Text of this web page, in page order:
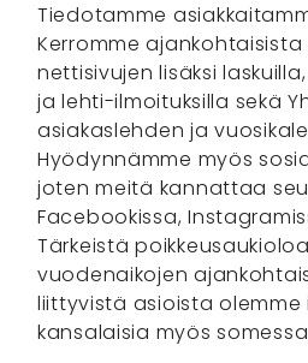
Tiedotamme
Kerromme
nettisivujen lisäksi
ja lehti-ilmoituksilla sekä
asiakaslehden ja
Hyödynnämme myös
joten meitä kannattaa
Facebookissa,
Tärkeistä
vuodenaikojen
liittyvistä asioista
kansalaisia myös